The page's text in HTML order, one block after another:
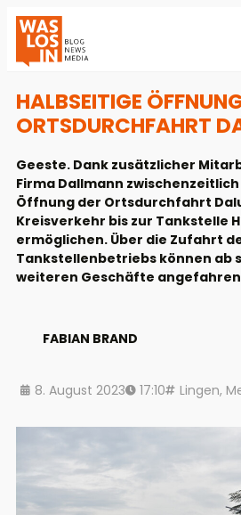
HALBSEITIGE
ORTSDURCHFAHRT
Geeste. Dank zusätzlicher
Firma Dallmann
Öffnung der Ortsdurchfahrt
Kreisverkehr bis zur Tankstelle
ermöglichen. Über die Zufahrt
Tankstellenbetriebs können ab
weiteren Geschäfte
FABIAN BRAND
8. August 2023 17:10 Lingen,